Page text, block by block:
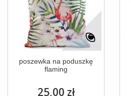
poszewka na poduszkę
flaming
25,00 zł